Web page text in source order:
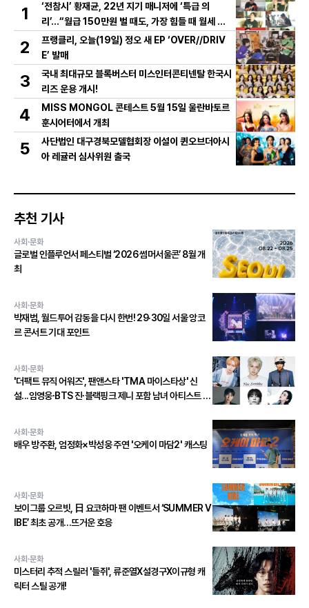
1
‘전참시’ 황재균, 22년 지기 매니저에 ‘특급 의
리’...“월급 150만원 벌 때도, 가장 힘들 때 월세 대
신 내줘” 미담 大방출
2
프랭클리, 오늘(19일) 정오 새 EP ‘OVER//DRIV
E’ 발매
3
국내 최대규모 블록버스터 미스인터콘티넨탈 한국시
리즈 운용 개시!
4
MISS MONGOL 콘테스트 5월 15일 울란바토르
훈시어터에서 개최
5
사단법인 대구경북모델협회장 이설이 퀸오브더아시
아 레귤러 심사위원 출국
추천 기사
사회·문화
글로벌 인플루언서 페스티벌 ‘2026 썸머서울콘’ 8월 개
최
사회·문화
박재범, 월드투어 감동을 다시 한번! 29·30일 서울 앙코
르 콘서트 기대 포인트
사회·문화
'더팩트 뮤직 어워즈', 팬앤스타 'TMA 마이스타상' 신
설...임영웅∙BTS 진∙블랙핑크 제니 포함 남녀 아티스트 상
사회·문화
배우 방주환, 엄정화×박성웅 주연 '오케이 마담2' 캐스팅
사회·문화
보이그룹 오르빗, 日 요코하마 팬 이벤트서 ‘SUMMER V
IBE’ 최초 공개…뜨거운 호응
사회·문화
미스터리 추적 스릴러 '들쥐', 류준열X설경구X이규형 캐
릭터 스틸 공개!